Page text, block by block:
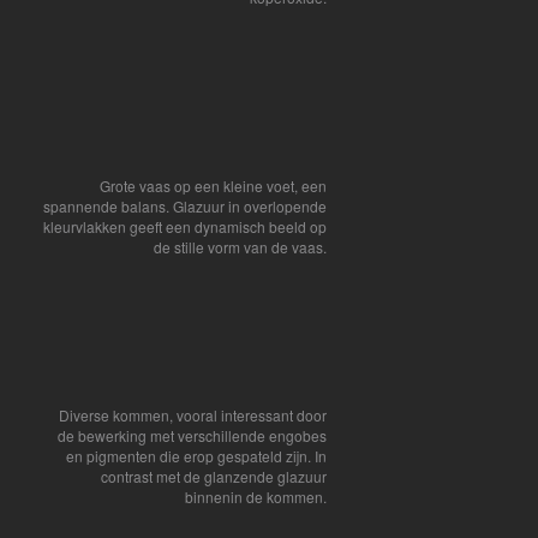
Grote vaas op een kleine voet, een
spannende balans. Glazuur in overlopende
kleurvlakken geeft een dynamisch beeld op
de stille vorm van de vaas.
Diverse kommen, vooral interessant door
de bewerking met verschillende engobes
en pigmenten die erop gespateld zijn. In
contrast met de glanzende glazuur
binnenin de kommen.